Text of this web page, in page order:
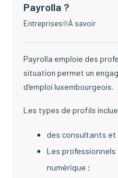
Payrolla ?
Entreprises À savoir
Payrolla emploie des
situation permet un
d'emploi luxembourgeois.
Les types de profils
des consultants et
Les
numérique ;